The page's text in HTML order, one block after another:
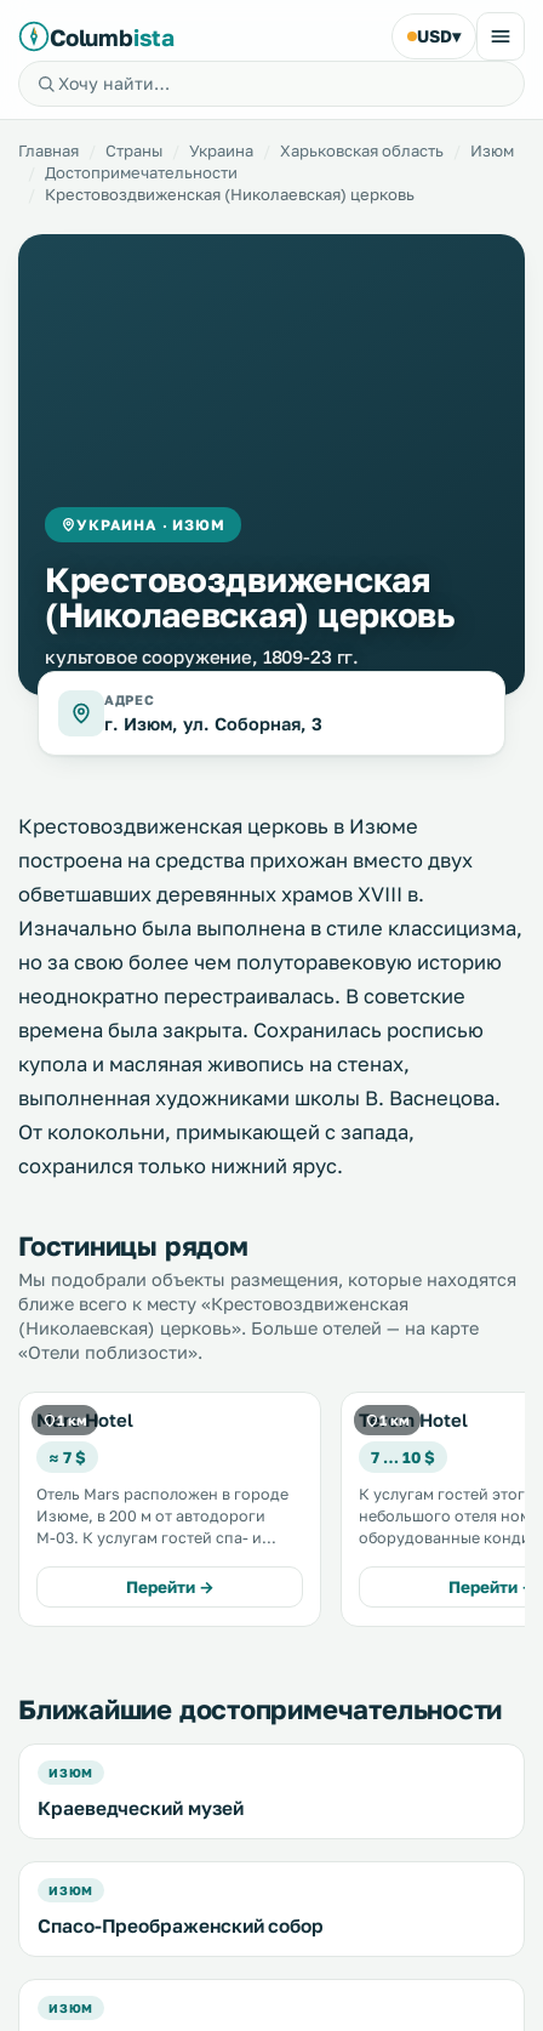
Columbista USD▾
Главная Страны Украина Харьковская область
Изюм
Достопримечательности
Крестовоздвиженская (Николаевская) церковь
УКРАИНА · ИЗЮМ
Крестовоздвиженская
(Николаевская) церковь
культовое сооружение, 1809-23 гг.
АДРЕС
г. Изюм, ул. Соборная, 3
Крестовоздвиженская церковь в Изюме
построена на средства прихожан вместо двух
обветшавших деревянных храмов XVIII в.
Изначально была выполнена в стиле классицизма,
но за свою более чем полуторавековую историю
неоднократно перестраивалась. В советские
времена была закрыта. Сохранилась росписью
купола и масляная живопись на стенах,
выполненная художниками школы В. Васнецова.
От колокольни, примыкающей с запада,
сохранился только нижний ярус.
Гостиницы рядом
Мы подобрали объекты размещения, которые находятся
ближе всего к месту «Крестовоздвиженская
(Николаевская) церковь». Больше отелей — на карте
«Отели поблизости».
1 км
Mars Hotel
≈ 7 $
Отель Mars расположен в городе
Изюме, в 200 м от автодороги
М-03. К услугам гостей спа- и
косметологические услуги за
дополнительную плату. .
Перейти →
1 км
Terem Hotel
7 … 10 $
К услугам гостей этого
небольшого отеля
оборудованные
расположен напротив
автовокзала города
300 метрах от
Перейти →
Ближайшие достопримечательности
ИЗЮМ
Краеведческий музей
ИЗЮМ
Спасо-Преображенский собор
ИЗЮМ